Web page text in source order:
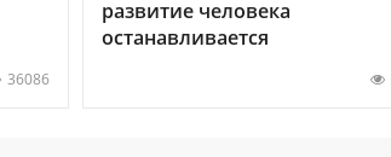
36086
развитие человека
останавливается